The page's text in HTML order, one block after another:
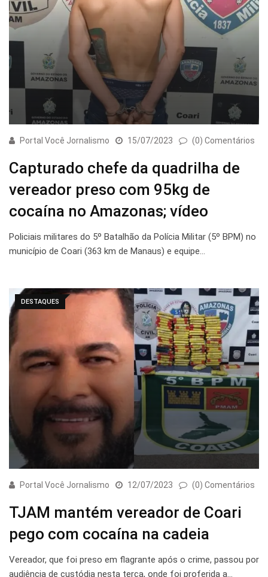
Portal Você Jornalismo 15/07/2023 (0) Comentários
Capturado chefe da quadrilha de
vereador preso com 95kg de
cocaína no Amazonas; vídeo
Policiais militares do 5º Batalhão da Polícia Militar (5º BPM) no
município de Coari (363 km de Manaus) e equipe…
DESTAQUES
Portal Você Jornalismo 12/07/2023 (0) Comentários
TJAM mantém vereador de Coari
pego com cocaína na cadeia
Vereador, que foi preso em flagrante após o crime, passou por
audiência de custódia nesta terça, onde foi proferida a…